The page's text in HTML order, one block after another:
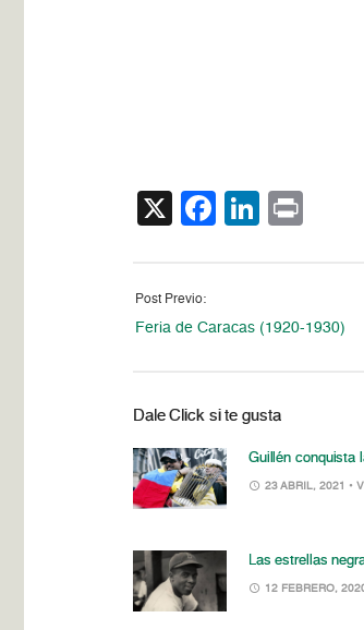
X Facebook
Post Previo:
Feria de Caracas (1920-1930)
Dale Click si te gusta
Guillén conquista
23 ABRIL, 2021 •
Las estrellas
12 FEBRERO,